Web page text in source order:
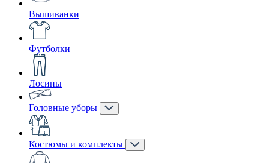
Вышиванки
Футболки
Лосины
Головные уборы
Костюмы и комплекты